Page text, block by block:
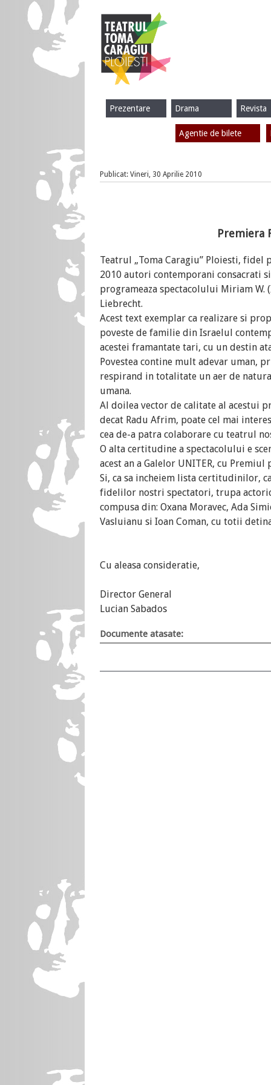
Revista
Drama
Prezentare
Agentie de bilete
Publicat: Vineri, 30 Aprilie 2010
Premiera
Teatrul „Toma Caragiu” Ploiesti,
2010 autori contemporani consacrati
programeaza spectacolului Miriam W.
Liebrecht.
Acest text exemplar ca realizare si
poveste de familie din Israelul
acestei framantate tari, cu un destin
Povestea contine mult adevar uman,
respirand in totalitate un aer de
umana.
Al doilea vector de calitate al acestui
decat Radu Afrim, poate cel mai
cea de-a patra colaborare cu teatrul
O alta certitudine a spectacolului e
acest an a Galelor UNITER, cu Premiul
Si, ca sa incheiem lista certitudinilor,
fidelilor nostri spectatori, trupa
compusa din: Oxana Moravec, Ada
Vasluianu si Ioan Coman, cu totii
Cu aleasa consideratie,
Director General
Lucian Sabados
Documente atasate: